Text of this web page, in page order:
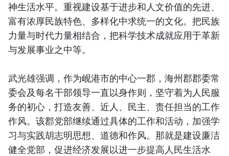
神生活水平。重视建设基于进步和人文价值的先进、
富有浓厚民族特色、多样化中求统一的文化。把民族
力量与时代力量相结合，把科学技术成就应用于革新
与发展事业之中等。
武光雄强调，作为岘港市的中心一郡，海州郡郡委常
委会及每名干部领导一直以身作则，坚守着为人民服
务的初心，打造友善、近人、民主、责任担当的工作
作风。该郡党部继续通过具体的工作和活动，加强学
习与实践胡志明思想、道德和作风。那就是建设廉洁
健全党部，促进经济发展以进一步提高人民生活水